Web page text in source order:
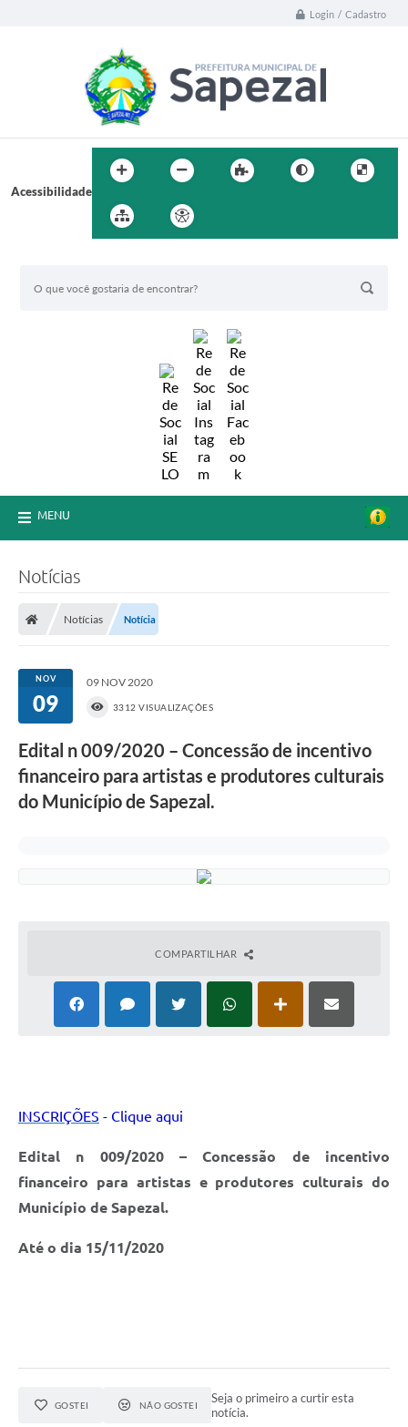
Login / Cadastro
Acessibilidade
MENU
Notícias
Notícias Notícia
NOV
09
09 NOV 2020
3312 VISUALIZAÇÕES
Edital n 009/2020 – Concessão de incentivo
financeiro para artistas e produtores culturais
do Município de Sapezal.
COMPARTILHAR
INSCRIÇÕES - Clique aqui
Edital n 009/2020 – Concessão de incentivo
financeiro para artistas e produtores culturais do
Município de Sapezal.
Até o dia 15/11/2020
GOSTEI NÃO GOSTEI
Seja o primeiro a curtir esta
notícia.